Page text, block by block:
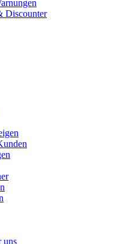
Discounter
uns